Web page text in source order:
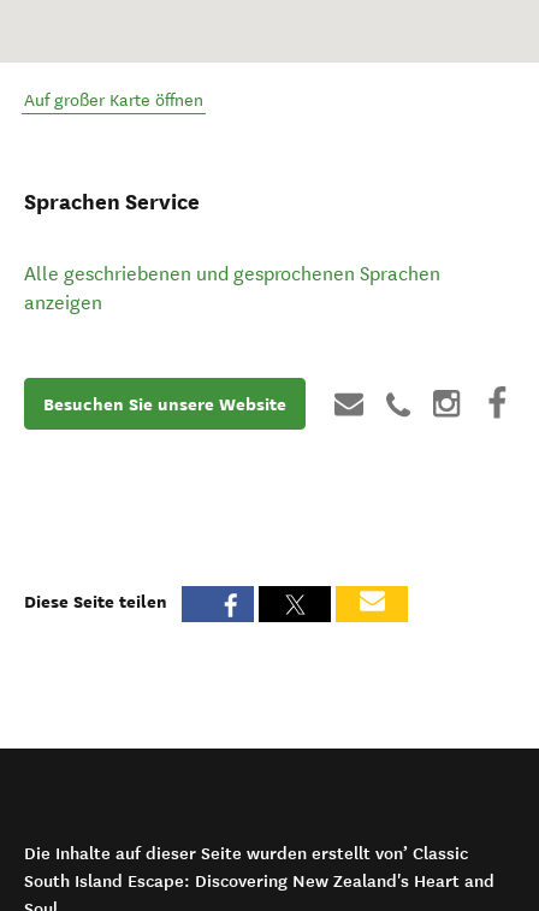
Auf großer Karte öffnen
Sprachen Service
Alle geschriebenen und gesprochenen Sprachen
anzeigen
Besuchen Sie unsere Website
Diese Seite teilen
Die Inhalte auf dieser Seite wurden erstellt von’ Classic
South Island Escape: Discovering New Zealand's Heart and